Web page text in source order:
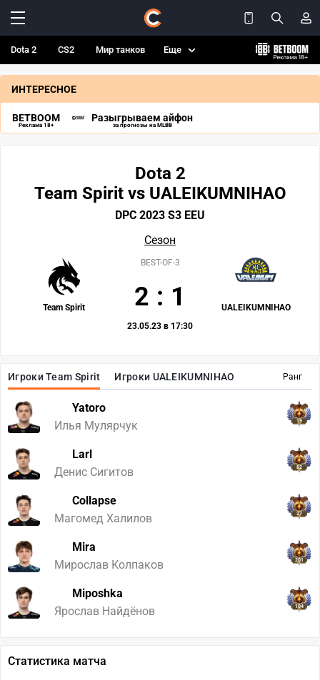
Dota 2 CS2 Мир танков Еще
ИНТЕРЕСНОЕ
BETBOOM
Реклама 18+
Разыгрываем айфон
за прогнозы на MLBB
Ранг
Игроки Team Spirit Игроки UALEIKUMNIHAO
Yatoro
Илья Мулярчук
19
Larl
Денис Сигитов
82
Collapse
Магомед Халилов
27
Mira
Мирослав Колпаков
201
Miposhka
Ярослав Найдёнов
104
Dota 2
Team Spirit vs UALEIKUMNIHAO
DPC 2023 S3 EEU
Сезон
Team Spirit UALEIKUMNIHAO
BEST-OF-3
2 : 1
23.05.23 в 17:30
Статистика матча